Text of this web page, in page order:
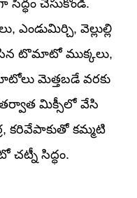
చేసుకోండి.
వెల్లుల్లి
టొమాటో ముక్కలు,
మెత్తబడే వరకు
తర్వాత మిక్సీలో వేసి
కరివేపాకుతో కమ్మటి
చట్నీ సిద్ధం.